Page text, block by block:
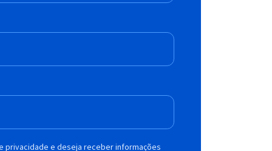
privacidade e deseja receber informações